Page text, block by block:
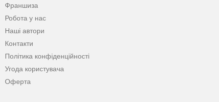
Франшиза
Робота у нас
Наші автори
Контакти
Політика конфіденційності
Угода користувача
Оферта